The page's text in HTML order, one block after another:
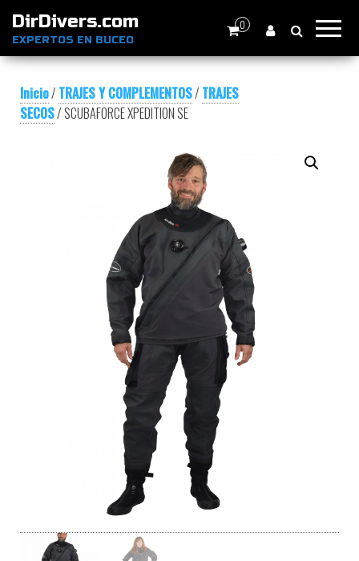
DirDivers.com
EXPERTOS EN BUCEO
0
Inicio/ TRAJES Y COMPLEMENTOS/ TRAJES
SECOS/ SCUBAFORCE XPEDITION SE